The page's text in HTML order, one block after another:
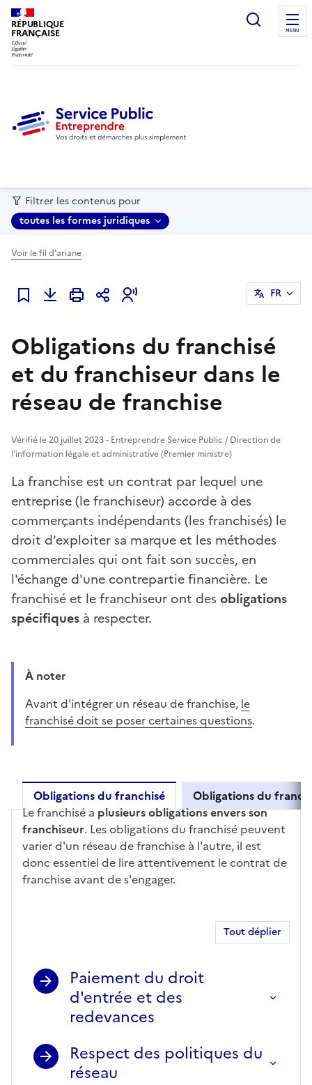
RÉPUBLIQUE
FRANÇAISE MENU
Filtrer les contenus pour
toutes les formes juridiques
Voir le fil d'ariane
Ajouter à mes favoris
FR
Obligations du franchisé
et du franchiseur dans le
réseau de franchise
Vérifié le 20 juillet 2023 - Entreprendre Service Public / Direction de
l'information légale et administrative (Premier ministre)
La franchise est un contrat par lequel une
entreprise (le franchiseur) accorde à des
commerçants indépendants (les franchisés) le
droit d'exploiter sa marque et les méthodes
commerciales qui ont fait son succès, en
l'échange d'une contrepartie financière. Le
franchisé et le franchiseur ont des obligations
spécifiques à respecter.
À noter
Avant d'intégrer un réseau de franchise, le
franchisé doit se poser certaines questions.
Obligations du franchisé Obligations du
Obligations du franchisé
Le franchisé a plusieurs obligations envers son
franchiseur. Les obligations du franchisé peuvent
varier d'un réseau de franchise à l'autre, il est
donc essentiel de lire attentivement le contrat de
franchise avant de s'engager.
Tout déplier
Paiement du droit
d'entrée et des
redevances
Respect des politiques du
réseau